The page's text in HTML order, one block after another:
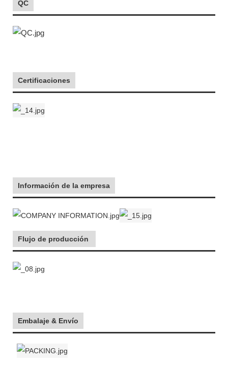
QC
Certificaciones
Información de la empresa
Flujo de producción
Embalaje & Envío